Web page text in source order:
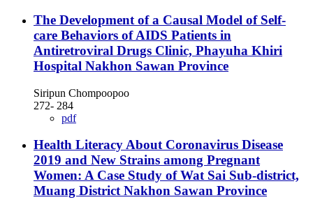
The Development of a Causal Model of Self-
care Behaviors of AIDS Patients in
Antiretroviral Drugs Clinic, Phayuha Khiri
Hospital Nakhon Sawan Province
Siripun Chompoopoo
272- 284
pdf
Health Literacy About Coronavirus Disease
2019 and New Strains among Pregnant
Women: A Case Study of Wat Sai Sub-district,
Muang District Nakhon Sawan Province